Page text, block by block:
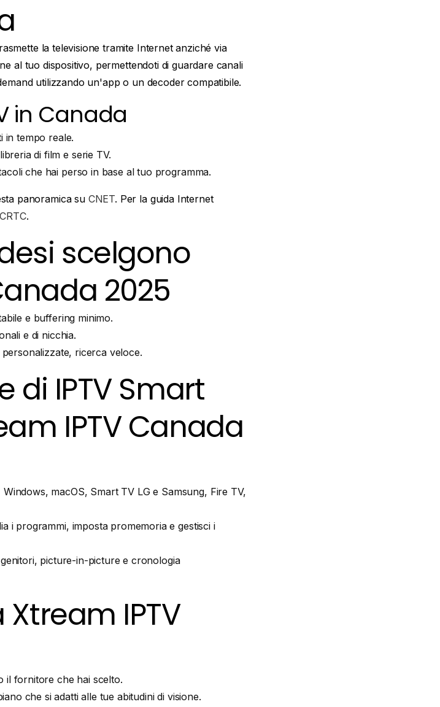
la televisione tramite Internet anziché via
al tuo dispositivo, permettendoti di guardare canali
utilizzando un'app o un decoder compatibile.
in Canada
in tempo reale.
di film e serie TV.
che hai perso in base al tuo programma.
panoramica su CNET. Per la guida Internet
.
scelgono
2025
e buffering minimo.
e di nicchia.
ricerca veloce.
di IPTV Smart
IPTV Canada
Windows, macOS, Smart TV LG e Samsung, Fire TV,
i programmi, imposta promemoria e gestisci i
picture-in-picture e cronologia
IPTV
il fornitore che hai scelto.
che si adatti alle tue abitudini di visione.